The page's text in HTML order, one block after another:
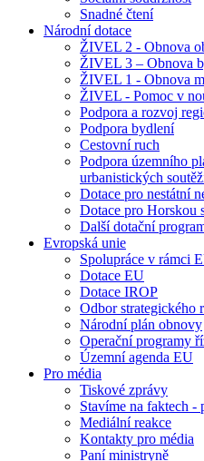
Snadné čtení
Národní dotace
ŽIVEL 2 - Obnova
ŽIVEL 3 – Obnova
ŽIVEL 1 - Obnova
ŽIVEL - Pomoc v
Podpora a rozvoj
Podpora bydlení
Cestovní ruch
Podpora územního
urbanistických
Dotace pro nestátní
Dotace pro Horskou
Další dotační
Evropská unie
Spolupráce v rámci
Dotace EU
Dotace IROP
Odbor strategického
Národní plán obnovy
Operační programy
Územní agenda EU
Pro média
Tiskové zprávy
Stavíme na faktech -
Mediální reakce
Kontakty pro média
Paní ministryně